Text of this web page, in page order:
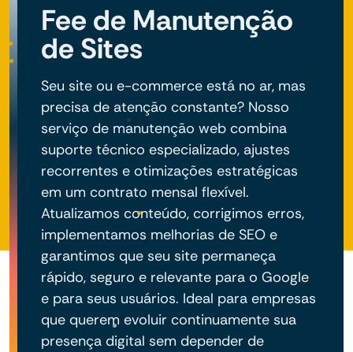
Fee de Manutenção
de Sites
Seu site ou e-commerce está no ar, mas
precisa de atenção constante? Nosso
serviço de manutenção web combina
suporte técnico especializado, ajustes
recorrentes e otimizações estratégicas
em um contrato mensal flexível.
Atualizamos conteúdo, corrigimos erros,
implementamos melhorias de SEO e
garantimos que seu site permaneça
rápido, seguro e relevante para o Google
e para seus usuários. Ideal para empresas
que querem evoluir continuamente sua
presença digital sem depender de